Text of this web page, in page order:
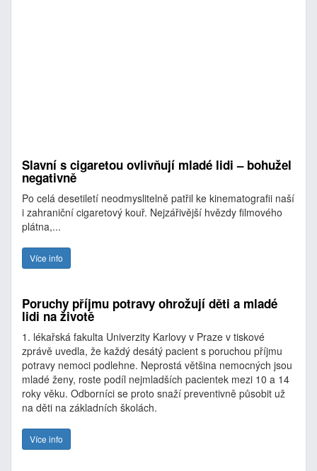
Slavní s cigaretou ovlivňují mladé lidi – bohužel
negativně
Po celá desetiletí neodmyslitelně patřil ke kinematografii naší
i zahraniční cigaretový kouř. Nejzářivější hvězdy filmového
plátna,...
Více info
Poruchy příjmu potravy ohrožují děti a mladé
lidi na životě
1. lékařská fakulta Univerzity Karlovy v Praze v tiskové
zprávě uvedla, že každý desátý pacient s poruchou příjmu
potravy nemoci podlehne. Neprostá většina nemocných jsou
mladé ženy, roste podíl nejmladších pacientek mezi 10 a 14
roky věku. Odborníci se proto snaží preventivně působit už
na děti na základních školách.
Více info